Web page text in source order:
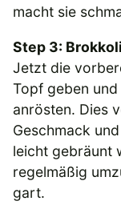
macht sie
Step 3:
Jetzt die
Topf geben
anrösten. Dies
Geschmack
leicht gebräunt
regelmäßig
gart.